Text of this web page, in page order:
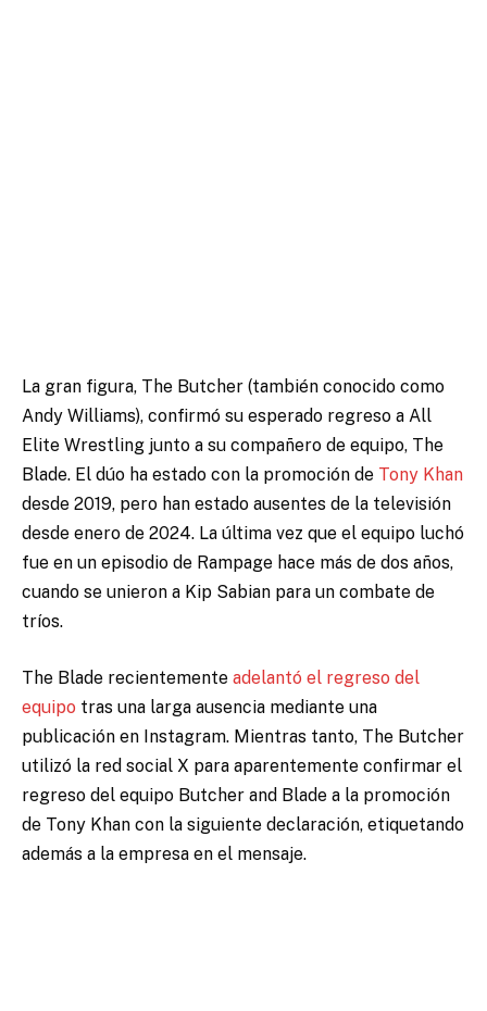
La gran figura, The Butcher (también conocido como
Andy Williams), confirmó su esperado regreso a All
Elite Wrestling junto a su compañero de equipo, The
Blade. El dúo ha estado con la promoción de Tony Khan
desde 2019, pero han estado ausentes de la televisión
desde enero de 2024. La última vez que el equipo luchó
fue en un episodio de Rampage hace más de dos años,
cuando se unieron a Kip Sabian para un combate de
tríos.
The Blade recientemente adelantó el regreso del
equipo tras una larga ausencia mediante una
publicación en Instagram. Mientras tanto, The Butcher
utilizó la red social X para aparentemente confirmar el
regreso del equipo Butcher and Blade a la promoción
de Tony Khan con la siguiente declaración, etiquetando
además a la empresa en el mensaje.